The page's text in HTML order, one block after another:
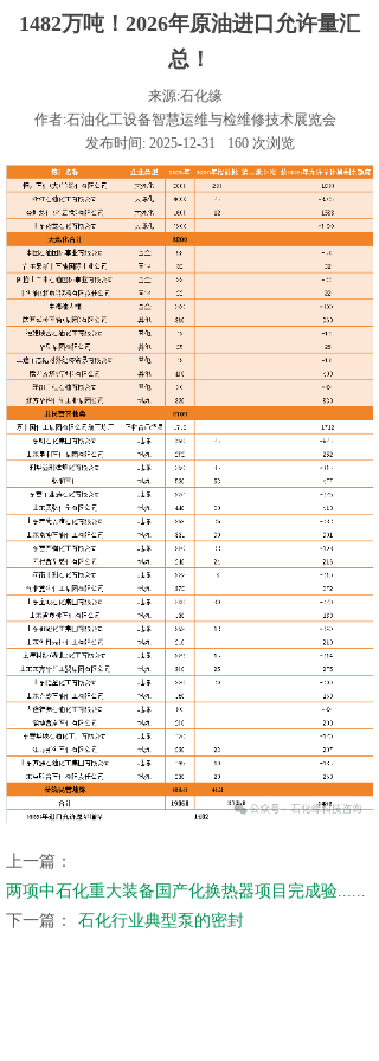
1482万吨！2026年原油进口允许量汇
总！
来源:石化缘
作者:石油化工设备智慧运维与检维修技术展览会
发布时间: 2025-12-31 160 次浏览
上一篇：
两项中石化重大装备国产化换热器项目完成验......
下一篇：
石化行业典型泵的密封